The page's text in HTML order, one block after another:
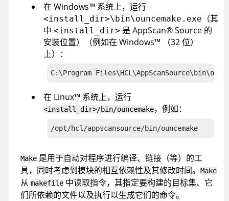
在 Windows™ 系统上，运行
<install_dir>\bin\ouncemake.exe
（其
中 <install_dir> 是 AppScan®Source 的
安装位置） （例如在 Windows™ （32 位）
上）：
C:\Program Files\HCL\AppScanSource\
在 Linux™ 系统上，运行
<install_dir>/bin/ouncemake，例如：
/opt/hcl/appscansource/bin/ouncemake
Make 是用于自动对程序进行编译、链接（等）的工
具，同时考虑到模块的相互依赖性及其修改时间。
Make
从 makefile 中读取指令，其指定要构建的目标集、它
们所依赖的文件以及执行以生成它们的命令。